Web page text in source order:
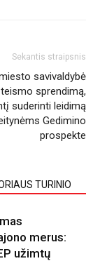
Sekantis straipsnis
savivaldybė
sprendimą,
suderinti leidimą
Gedimino
prospekte
TURINIO
merus:
užimtų